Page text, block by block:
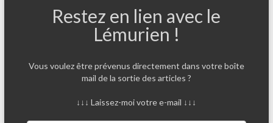
Restez en lien avec le
Lémurien !
Vous voulez être prévenus directement dans votre boîte
mail de la sortie des articles ?
↓↓↓ Laissez-moi votre e-mail ↓↓↓